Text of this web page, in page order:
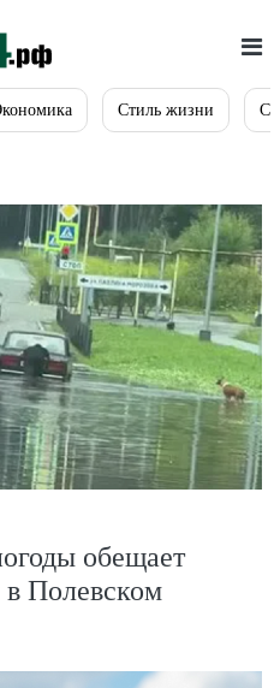
Стиль жизни
обещает
в Полевском